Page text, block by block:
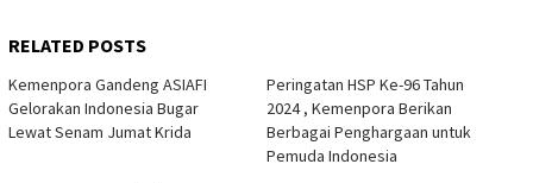
RELATED POSTS
Kemenpora Gandeng ASIAFI
Gelorakan Indonesia Bugar
Lewat Senam Jumat Krida
Peringatan HSP Ke-96 Tahun
2024 , Kemenpora Berikan
Berbagai Penghargaan untuk
Pemuda Indonesia